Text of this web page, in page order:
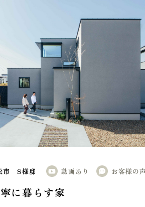
リシー
市 S様邸 動画あり お客様の
に暮らす家